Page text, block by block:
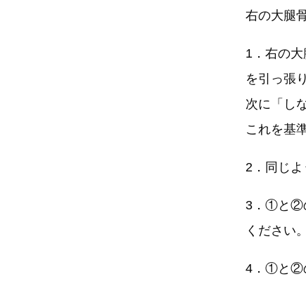
右の大腿
1．右の
を引っ張
次に「し
これを基
2．同じ
3．①と②
ください。
4．①と②